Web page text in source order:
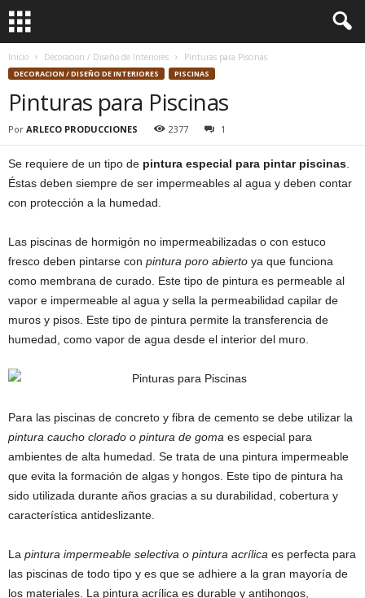
Inicio Decoracion / Diseño de Interiores Pinturas para Piscinas
DECORACION / DISEÑO DE INTERIORES PISCINAS
Pinturas para Piscinas
Por ARLECO PRODUCCIONES 2377 1
Se requiere de un tipo de pintura especial para pintar piscinas
Éstas deben siempre de ser impermeables al agua y deben contar
con protección a la humedad.
Las piscinas de hormigón no impermeabilizadas o con estuco
fresco deben pintarse con pintura poro abierto ya que funciona
como membrana de curado. Este tipo de pintura es permeable al
vapor e impermeable al agua y sella la permeabilidad capilar de
muros y pisos. Este tipo de pintura permite la transferencia de
humedad, como vapor de agua desde el interior del muro.
Para las piscinas de concreto y fibra de cemento se debe utilizar la
pintura caucho clorado o pintura de goma es especial para
ambientes de alta humedad. Se trata de una pintura impermeable
que evita la formación de algas y hongos. Este tipo de pintura ha
sido utilizada durante años gracias a su durabilidad, cobertura y
característica antideslizante.
La pintura impermeable selectiva o pintura acrílica es perfecta para
las piscinas de todo tipo y es que se adhiere a la gran mayoría de
los materiales. La pintura acrílica es durable y antihongos,